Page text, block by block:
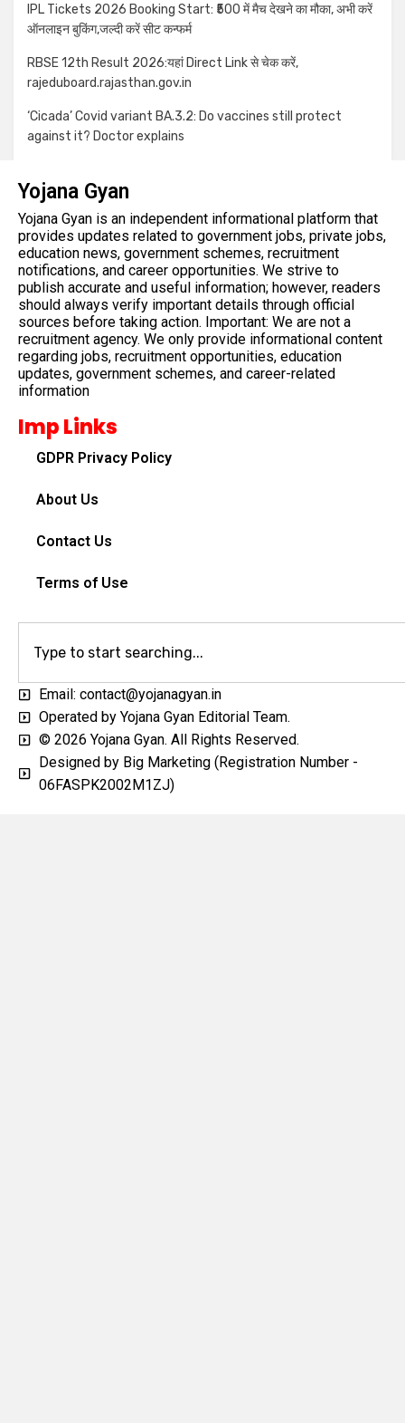
IPL Tickets 2026 Booking Start: ₹500 में मैच देखने का मौका, अभी करें
ऑनलाइन बुकिंग,जल्दी करें सीट कन्फर्म
RBSE 12th Result 2026:यहां Direct Link से चेक करें,
rajeduboard.rajasthan.gov.in
‘Cicada’ Covid variant BA.3.2: Do vaccines still protect
against it? Doctor explains
Yojana Gyan
Yojana Gyan is an independent informational platform that
provides updates related to government jobs, private jobs,
education news, government schemes, recruitment
notifications, and career opportunities. We strive to
publish accurate and useful information; however, readers
should always verify important details through official
sources before taking action. Important: We are not a
recruitment agency. We only provide informational content
regarding jobs, recruitment opportunities, education
updates, government schemes, and career-related
information
Imp Links
GDPR Privacy Policy
About Us
Contact Us
Terms of Use
Email: contact@yojanagyan.in
Operated by Yojana Gyan Editorial Team.
© 2026 Yojana Gyan. All Rights Reserved.
Designed by Big Marketing (Registration Number -
06FASPK2002M1ZJ)